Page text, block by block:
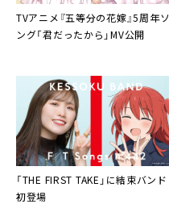
TVアニメ『五等分の花嫁』5周年ソ
ング「君だったから」MV公開
「THE FIRST TAKE」に結束バンド
初登場